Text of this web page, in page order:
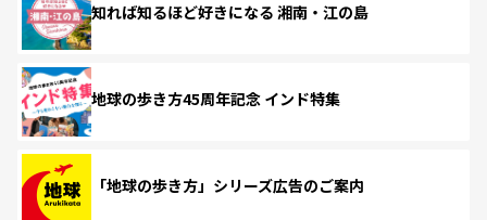
知れば知るほど好きになる 湘南・江の島
地球の歩き方45周年記念 インド特集
「地球の歩き方」シリーズ広告のご案内